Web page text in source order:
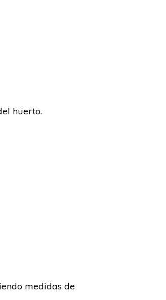
huerto.
medidas de